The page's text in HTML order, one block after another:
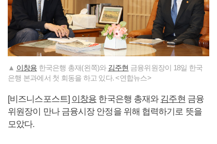
▲ 이창용 한국은행 총재(왼쪽)와 김주현 금융위원장이 18일 한국
은행 본과에서 첫 회동을 하고 있다. <연합뉴스>
[비즈니스포스트] 이창용 한국은행 총재와 김주현 금융
위원장이 만나 금융시장 안정을 위해 협력하기로 뜻을
모았다.